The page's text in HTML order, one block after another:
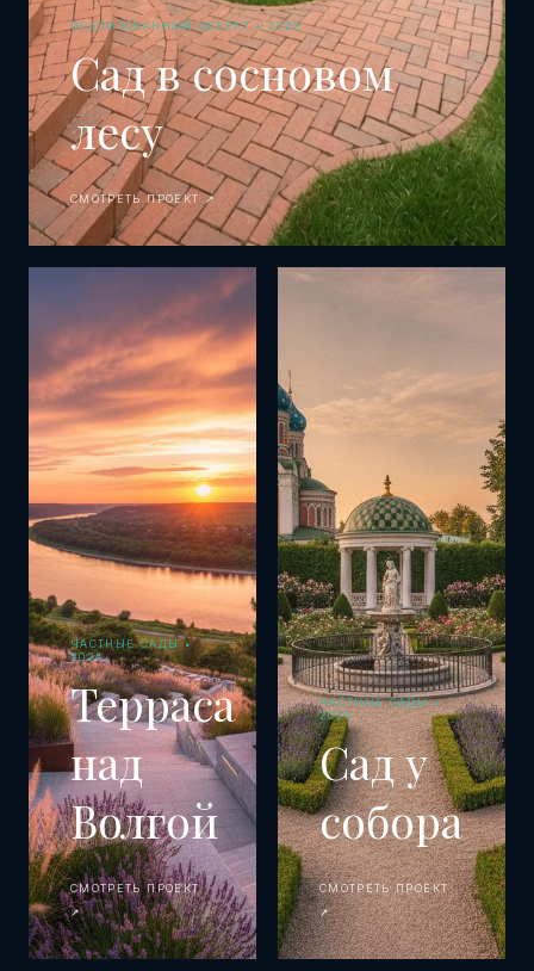
РЕАЛИЗОВАННЫЙ ОБЪЕКТ • 2025
Сад в сосновом
лесу
СМОТРЕТЬ ПРОЕКТ ↗
ЧАСТНЫЕ САДЫ •
2025
Терраса
над
Волгой
СМОТРЕТЬ ПРОЕКТ
↗
ЧАСТНЫЕ САДЫ •
2025
Сад у
собора
СМОТРЕТЬ ПРОЕКТ
↗